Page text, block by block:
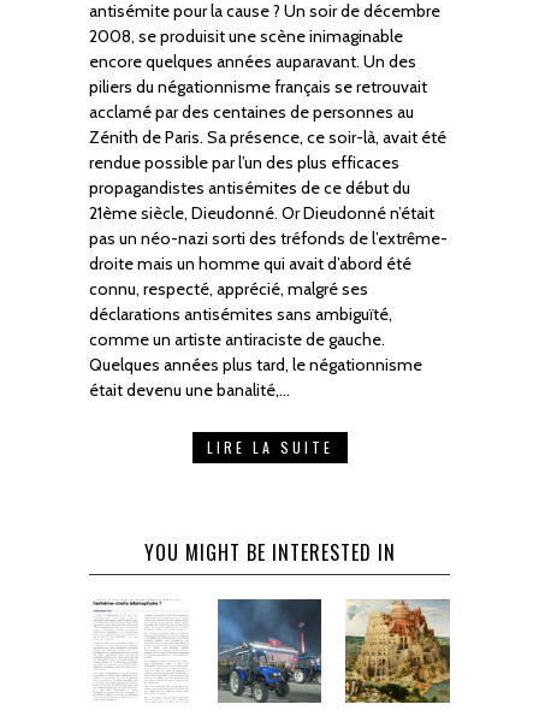
antisémite pour la cause ? Un soir de décembre
2008, se produisit une scène inimaginable
encore quelques années auparavant. Un des
piliers du négationnisme français se retrouvait
acclamé par des centaines de personnes au
Zénith de Paris. Sa présence, ce soir-là, avait été
rendue possible par l’un des plus efficaces
propagandistes antisémites de ce début du
21ème siècle, Dieudonné. Or Dieudonné n’était
pas un néo-nazi sorti des tréfonds de l’extrême-
droite mais un homme qui avait d’abord été
connu, respecté, apprécié, malgré ses
déclarations antisémites sans ambiguïté,
comme un artiste antiraciste de gauche.
Quelques années plus tard, le négationnisme
était devenu une banalité,…
LIRE LA SUITE
YOU MIGHT BE INTERESTED IN